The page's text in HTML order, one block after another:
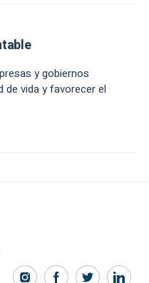
y gobiernos
de vida y favorecer el